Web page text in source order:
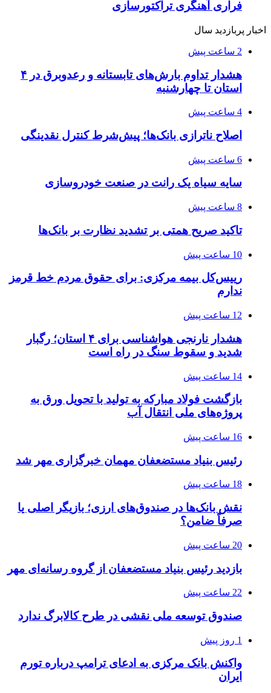
فراری آهنگری تراکتورسازی
اخبار پربازدید سال
2 ساعت پیش
هشدار تداوم بارش‌های تابستانه و رعدوبرق در ۴
استان تا چهارشنبه
4 ساعت پیش
اصلاح ناترازی بانک‌ها؛ پیش‌شرط کنترل نقدینگی
6 ساعت پیش
سایه سیاه یک رانت در صنعت خودروسازی
8 ساعت پیش
تاکید صریح همتی بر تشدید نظارت بر بانک‌ها
10 ساعت پیش
رییس‌کل بیمه مرکزی: برای حقوق مردم خط قرمز
ندارم
12 ساعت پیش
هشدار نارنجی هواشناسی برای ۴ استان؛ رگبار
شدید و سقوط سنگ در راه است
14 ساعت پیش
بازگشت فولاد مبارکه به تولید با تحویل ورق به
پروژه‌های ملی انتقال آب
16 ساعت پیش
رئیس بنیاد مستضعفان مهمان خبرگزاری مهر شد
18 ساعت پیش
نقش بانک‌ها در صندوق‌های ارزی؛ بازیگر اصلی یا
صرفاً ضامن؟
20 ساعت پیش
بازدید رئیس بنیاد مستضعفان از گروه رسانه‌ای مهر
22 ساعت پیش
صندوق توسعه ملی نقشی در طرح کالابرگ ندارد
1 روز پیش
واکنش بانک مرکزی به ادعای ترامپ درباره تورم
ایران